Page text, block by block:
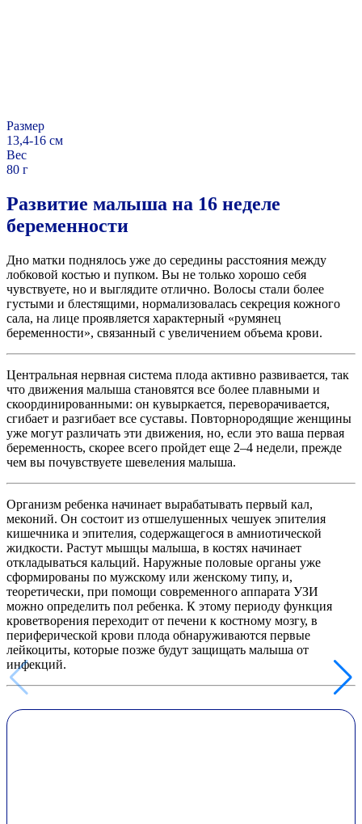
Размер
13,4-16 см
Вес
80 г
Развитие малыша на 16 неделе
беременности
Дно матки поднялось уже до середины расстояния между
лобковой костью и пупком. Вы не только хорошо себя
чувствуете, но и выглядите отлично. Волосы стали более
густыми и блестящими, нормализовалась секреция кожного
сала, на лице проявляется характерный «румянец
беременности», связанный с увеличением объема крови.
Центральная нервная система плода активно развивается, так
что движения малыша становятся все более плавными и
скоординированными: он кувыркается, переворачивается,
сгибает и разгибает все суставы. Повторнородящие женщины
уже могут различать эти движения, но, если это ваша первая
беременность, скорее всего пройдет еще 2–4 недели, прежде
чем вы почувствуете шевеления малыша.
Организм ребенка начинает вырабатывать первый кал,
меконий. Он состоит из отшелушенных чешуек эпителия
кишечника и эпителия, содержащегося в амниотической
жидкости. Растут мышцы малыша, в костях начинает
откладываться кальций. Наружные половые органы уже
сформированы по мужскому или женскому типу, и,
теоретически, при помощи современного аппарата УЗИ
можно определить пол ребенка. К этому периоду функция
кроветворения переходит от печени к костному мозгу, в
периферической крови плода обнаруживаются первые
лейкоциты, которые позже будут защищать малыша от
инфекций.